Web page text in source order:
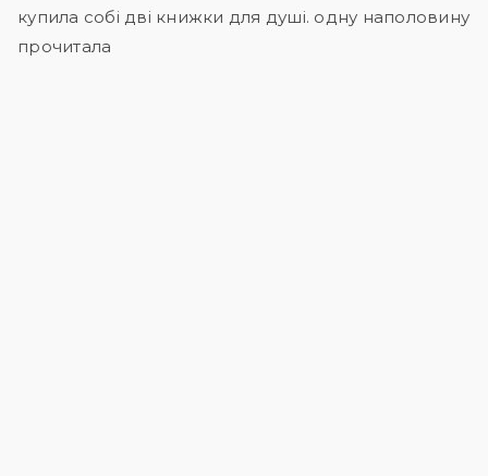
купила собі дві книжки для душі. одну наполовину
прочитала